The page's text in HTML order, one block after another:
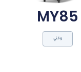
MY85
وقتي